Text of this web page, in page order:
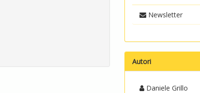
Newsletter
Autori
Daniele Grillo